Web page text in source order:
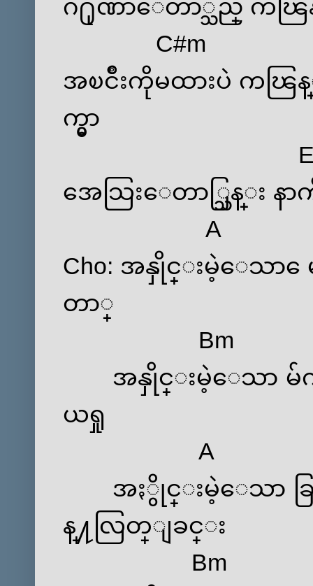
ဂ႐ုဏာေတာ္သည္ ကၽြ
C#m
အၿငိဳးကိုမထားပဲ ကၽြ
က္မွာ
အေသြးေတာ္သြန္း နာ
A
Cho: အနှိုင္းမဲ့ေသာ
တာ္
Bm
အနှိုင္းမဲ့ေသာ မ်
ယရှု
A
အႏွိုင္းမဲ့ေသာ ခြ
န္႔လြတ္ျခင္း
Bm